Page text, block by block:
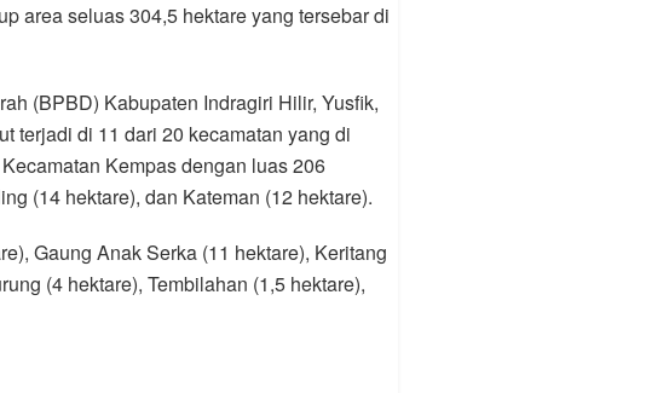
area seluas 304,5 hektare yang tersebar di
(BPBD) Kabupaten Indragiri Hilir, Yusfik,
terjadi di 11 dari 20 kecamatan yang di
Kempas dengan luas 206
(14 hektare), dan Kateman (12 hektare).
Gaung Anak Serka (11 hektare), Keritang
(4 hektare), Tembilahan (1,5 hektare),